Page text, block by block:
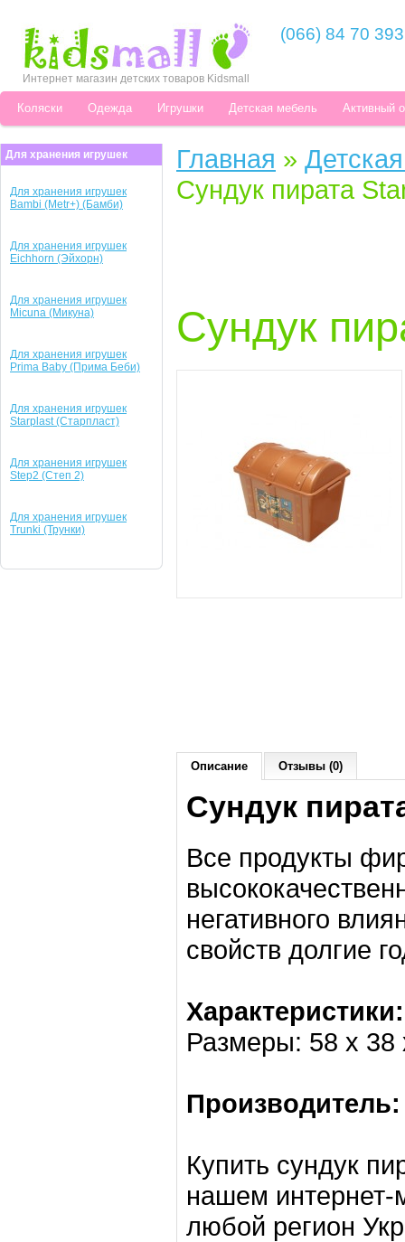
Интернет магазин детских товаров Kidsmall
(066) 84 70 393
Коляски Одежда Игрушки Детская мебель Активный
Для хранения игрушек
Для хранения игрушек
Bambi (Metr+) (Бамби)
Для хранения игрушек
Eichhorn (Эйхорн)
Для хранения игрушек
Micuna (Микуна)
Для хранения игрушек
Prima Baby (Прима Беби)
Для хранения игрушек
Starplast (Старпласт)
Для хранения игрушек
Step2 (Степ 2)
Для хранения игрушек
Trunki (Трунки)
Главная »
Сундук пирата
Сундук
Описание Отзывы (0)
Сундук
Все продукты
негативного
свойств долгие
Характеристики:
Размеры: 58 х 38
Производитель:
Купить сундук
нашем интернет-
любой регион